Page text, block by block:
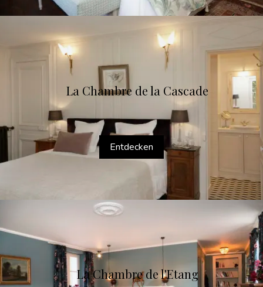
La Chambre de la Cascade
Entdecken
La Chambre de l'Etang